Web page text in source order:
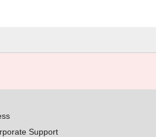
Support